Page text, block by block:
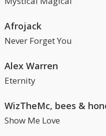
Afrojack
Never Forget You
Alex Warren
Eternity
WizTheMc, bees &
Show Me Love